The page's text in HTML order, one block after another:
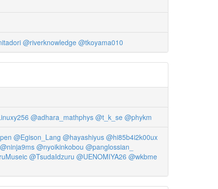
@riverknowledge @tkoyama010
@adhara_mathphys @t_k_se @phykm
@Egison_Lang @hayashiyus @hi85b4i2k00ux
@ninja9ms @nyoikinkobou @panglossian_
@TsudaIdzuru @UENOMIYA26 @wkbme